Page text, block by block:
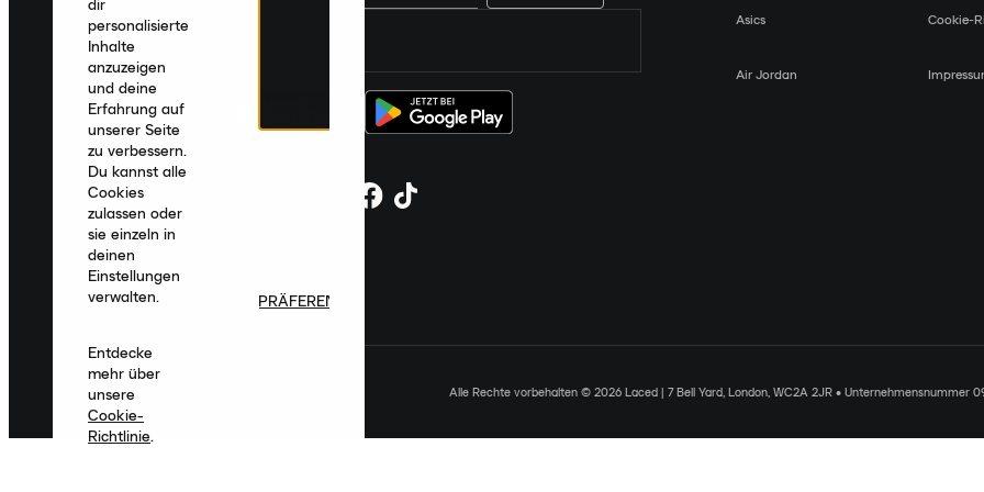
Asics
Air Jordan
Cookie-
Alle Rechte vorbehalten © 2026 Laced | 7 Bell Yard, London, WC2A 2JR • Unternehmensnummer
dir
personalisierte
Inhalte
anzuzeigen
und deine
Erfahrung auf
unserer Seite
zu verbessern.
Du kannst alle
Cookies
zulassen oder
sie einzeln in
deinen
Einstellungen
verwalten.
Entdecke
mehr über
unsere
Cookie-
Richtlinie.
PRÄFERENZEN